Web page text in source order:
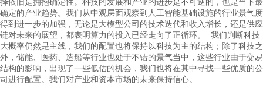
确定的产业趋势。我们从中观层面观察到人工智能基础设施的行业景气度
得到进一步的加强，无论是大模型公司的技术迭代和收入增长，还是供应
链对未来的展望，都表明算力的投入已经走向了正循环。 我们判断科技
大概率仍然是主线，我们的配置也将保持以科技为主的结构；除了科技之
外，储能、医药、造船等行业也处于不错的景气当中，这些行业由于交易
结构的影响，出现了一些低估的机会，我们也将在其中寻找一些优质的公
司进行配置。我们对产业和资本市场的未来保持信心。